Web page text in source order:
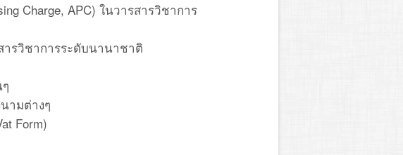
Charge, APC) ในวารสารวิชาการ
รวิชาการระดับนานาชาติ
ามต่างๆ
Form)